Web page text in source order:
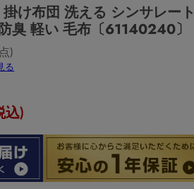
掛け布団 洗える シンサレート
臭 軽い 毛布〔61140240〕
)
る
込)